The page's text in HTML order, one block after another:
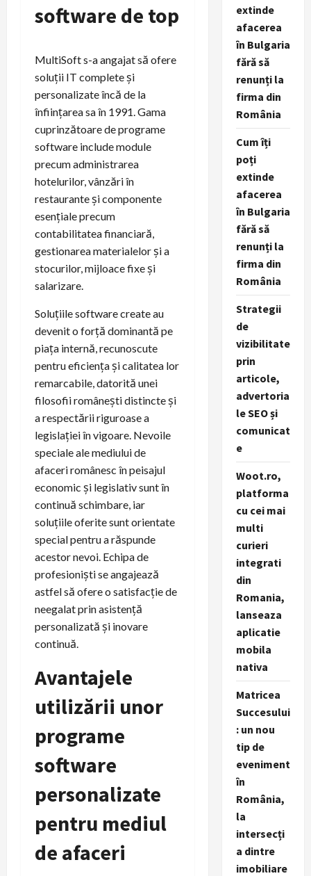
software de top
MultiSoft s-a angajat să ofere
soluții IT complete și
personalizate încă de la
înființarea sa în 1991. Gama
cuprinzătoare de programe
software include module
precum administrarea
hotelurilor, vânzări în
restaurante și componente
esențiale precum
contabilitatea financiară,
gestionarea materialelor și a
stocurilor, mijloace fixe și
salarizare.
Soluțiile software create au
devenit o forță dominantă pe
piața internă, recunoscute
pentru eficiența și calitatea lor
remarcabile, datorită unei
filosofii românești distincte și
a respectării riguroase a
legislației în vigoare. Nevoile
speciale ale mediului de
afaceri românesc în peisajul
economic și legislativ sunt în
continuă schimbare, iar
soluțiile oferite sunt orientate
special pentru a răspunde
acestor nevoi. Echipa de
profesioniști se angajează
astfel să ofere o satisfacție de
neegalat prin asistență
personalizată și inovare
continuă.
Avantajele
utilizării unor
programe
software
personalizate
pentru mediul
de afaceri
extinde
afacerea
în Bulgaria
fără să
renunți la
firma din
România
Cum îți
poți
extinde
afacerea
în Bulgaria
fără să
renunți la
firma din
România
Strategii
de
vizibilitate
prin
articole,
advertoria
le SEO și
comunicat
e
Woot.ro,
platforma
cu cei mai
multi
curieri
integrati
din
Romania,
lanseaza
aplicatie
mobila
nativa
Matricea
Succesului
: un nou
tip de
eveniment
în
România,
la
intersecți
a dintre
imobiliare